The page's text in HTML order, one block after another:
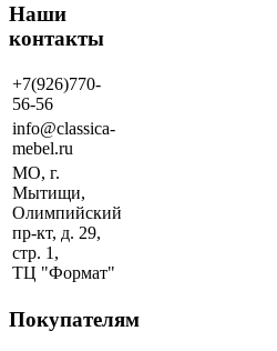
Наши
контакты
+7(926)770-
56-56
info@classica-
mebel.ru
МО, г.
Мытищи,
Олимпийский
пр-кт, д. 29,
стр. 1,
ТЦ "Формат"
Покупателям